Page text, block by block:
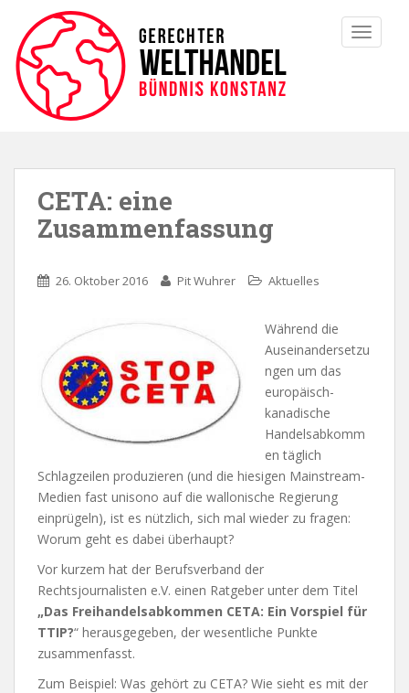
CETA: eine
Zusammenfassung
26. Oktober 2016 Pit Wuhrer Aktuelles
Während die
Auseinandersetzu
ngen um das
europäisch-
kanadische
Handelsabkomm
en täglich
Schlagzeilen produzieren (und die hiesigen Mainstream-
Medien fast unisono auf die wallonische Regierung
einprügeln), ist es nützlich, sich mal wieder zu fragen:
Worum geht es dabei überhaupt?
Vor kurzem hat der Berufsverband der
Rechtsjournalisten e.V. einen Ratgeber unter dem Titel
„Das Freihandelsabkommen CETA: Ein Vorspiel für
TTIP?“ herausgegeben, der wesentliche Punkte
zusammenfasst.
Zum Beispiel: Was gehört zu CETA? Wie sieht es mit der